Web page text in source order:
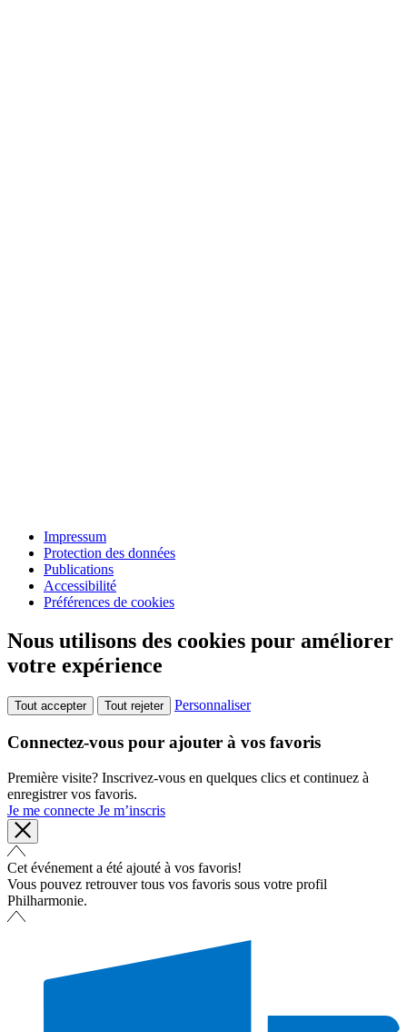
Impressum
Protection des données
Publications
Accessibilité
Préférences de cookies
Nous utilisons des cookies pour améliorer
votre expérience
Tout accepter Tout rejeter Personnaliser
Connectez-vous pour ajouter à vos favoris
Première visite? Inscrivez-vous en quelques clics et continuez à
enregistrer vos favoris.
Je me connecte Je m’inscris
Cet événement a été ajouté à vos favoris!
Vous pouvez retrouver tous vos favoris sous votre profil
Philharmonie.